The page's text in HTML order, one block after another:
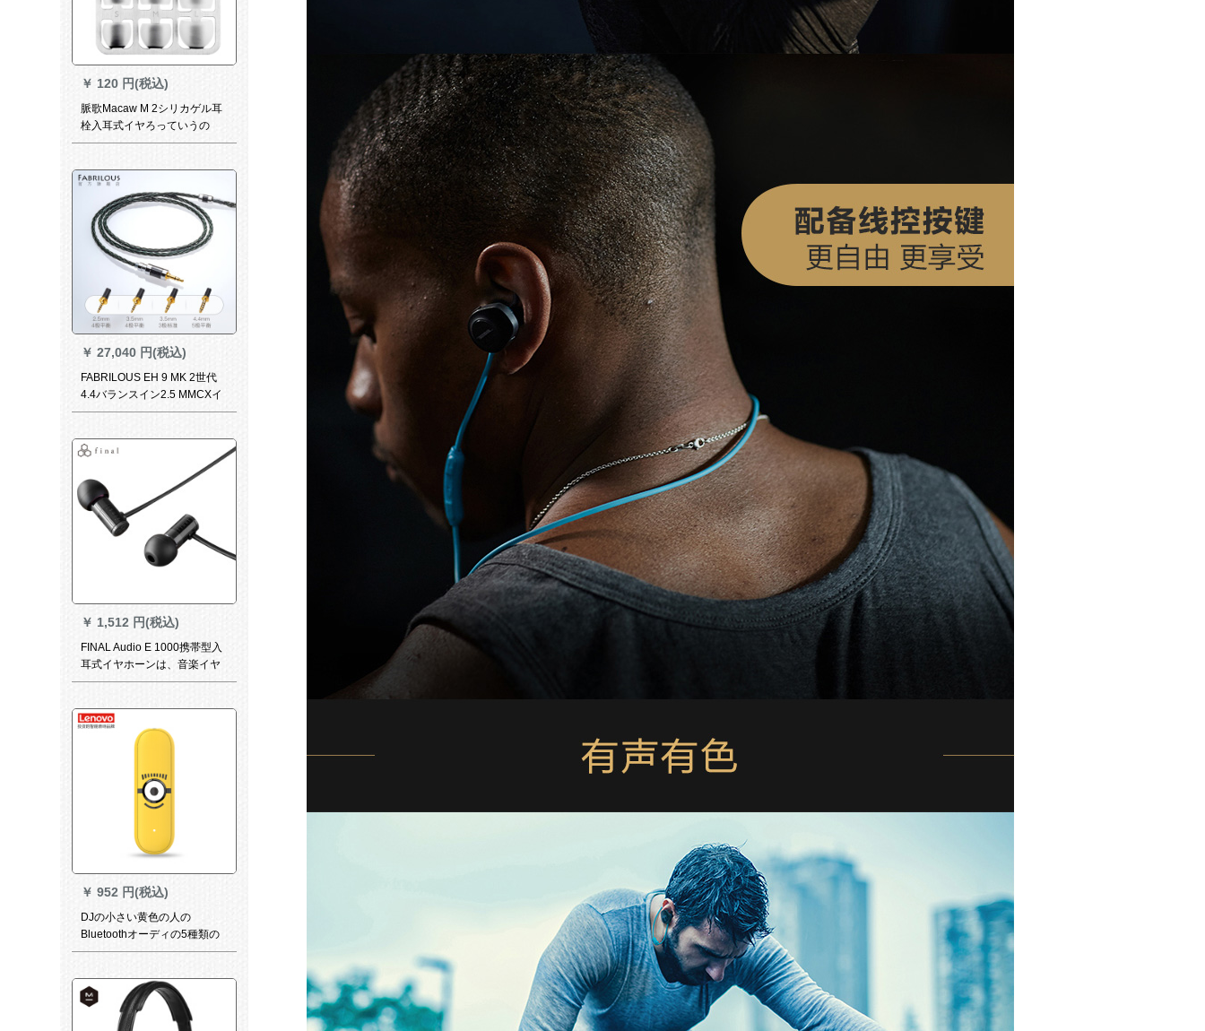
￥ 120 円(税込)
脈歌Macaw M 2シリカゲル耳
栓入耳式イヤろっていうの
は、デシカルカルカルバール
￥ 27,040 円(税込)
FABRILOUS EH 9 MK 2世代
4.4バランスイン2.5 MMCXイ
ヤホーンアーププロバード
晶銅メットリングEH 9 MK 2
世代エメラルド（特别版）
￥ 1,512 円(税込)
FINAL Audio E 1000携帯型入
耳式イヤホーンは、音楽イヤ
ホーンの流れを损なうなうな
￥ 952 円(税込)
DJの小さい黄色の人の
Bluetoothオーディの5種類の
小さい黄色の人の音効果の有
Bluetooth有線を回転して、無
線Bluetooth Cobaに変化しま